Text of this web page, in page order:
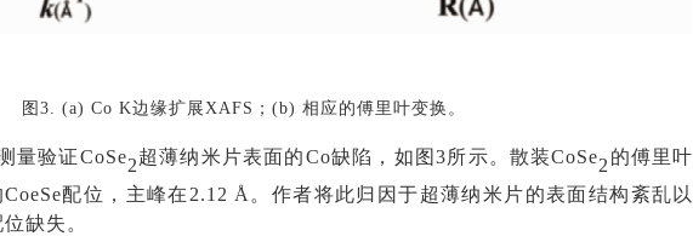
图3. (a) Co K边缘扩展XAFS；(b) 相应的傅里叶变换。
量验证CoSe2超薄纳米片表面的Co缺陷，如图3所示。散装CoSe2 的傅里叶
CoeSe配位，主峰在2.12 Å。作者将此归因于超薄纳米片的表面结构紊乱以
缺失。